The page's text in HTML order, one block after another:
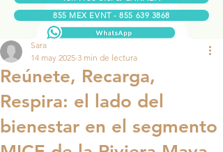
855 MEX EVNT - 855 639 3868
Reúnete, Recarga,
Respira: el lado del
bienestar en el segmento
Sara
14 may 2025 3 min de lectura